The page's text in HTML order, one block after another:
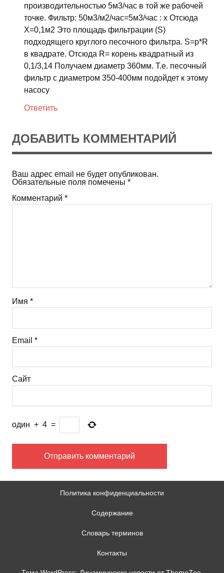
производительностью 5м3/час в той же рабочей
точке. Фильтр: 50м3/м2/час=5м3/час : х Отсюда
Х=0,1м2 Это площадь фильтрации (S)
подходящего круглого песочного фильтра. S=p*R
в квадрате. Отсюда R= корень квадратный из
0,1/3,14 Получаем диаметр 360мм. Т.е. песочный
фильтр с диаметром 350-400мм подойдет к этому
насосу
Ответить
ДОБАВИТЬ КОММЕНТАРИЙ
Ваш адрес email не будет опубликован.
Обязательные поля помечены *
Комментарий *
Имя *
Email *
Сайт
один + 4 =
Политика конфиденциальности
Содержание
Словарь терминов
Контакты